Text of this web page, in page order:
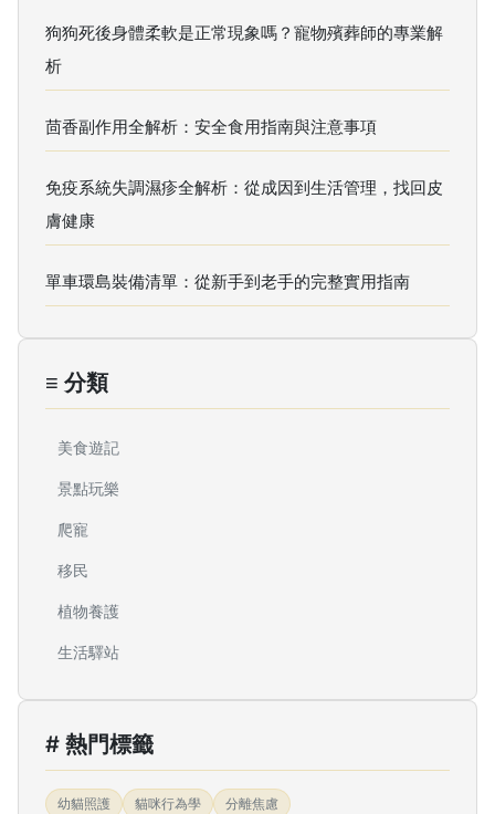
狗狗死後身體柔軟是正常現象嗎？寵物殯葬師的專業解
析
茴香副作用全解析：安全食用指南與注意事項
免疫系統失調濕疹全解析：從成因到生活管理，找回皮
膚健康
單車環島裝備清單：從新手到老手的完整實用指南
≡ 分類
美食遊記
景點玩樂
爬寵
移民
植物養護
生活驛站
# 熱門標籤
幼貓照護 貓咪行為學 分離焦慮